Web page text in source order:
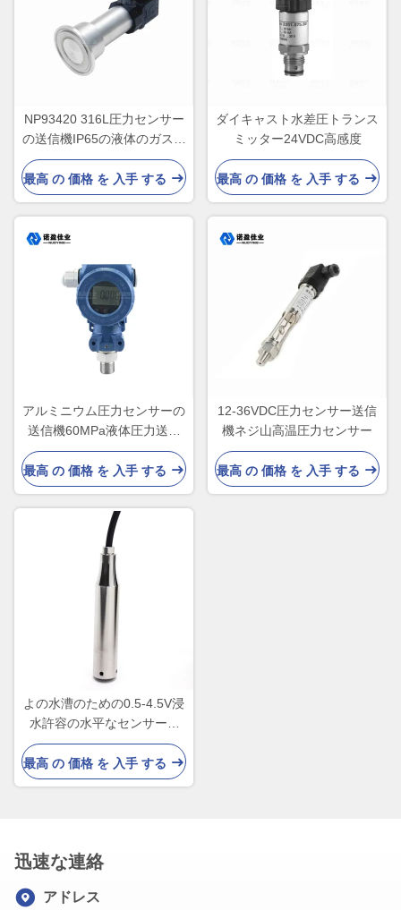
NP93420 316L圧力センサー
の送信機IP65の液体のガス圧
力送信機
最高 の 価格 を 入手 する
ダイキャスト水差圧トランス
ミッター24VDC高感度
最高 の 価格 を 入手 する
アルミニウム圧力センサーの
送信機60MPa液体圧力送信
機
最高 の 価格 を 入手 する
12-36VDC圧力センサー送信
機ネジ山高温圧力センサー
最高 の 価格 を 入手 する
よの水漕のための0.5-4.5V浸
水許容の水平なセンサー4-
20ma
最高 の 価格 を 入手 する
迅速な連絡
アドレス